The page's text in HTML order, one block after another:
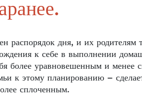
распорядок дня, и их родителям
к себе в выполнении
более уравновешенным и
к этому планированию –
сплоченным.